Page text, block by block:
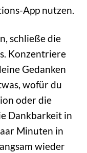
App nutzen.
schließe die
Konzentriere
Gedanken
wofür du
oder die
Dankbarkeit in
Minuten in
wieder